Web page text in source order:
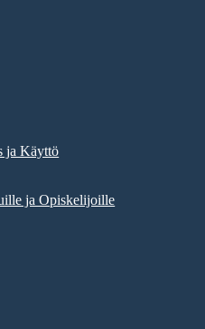
ja Käyttö
ja Opiskelijoille